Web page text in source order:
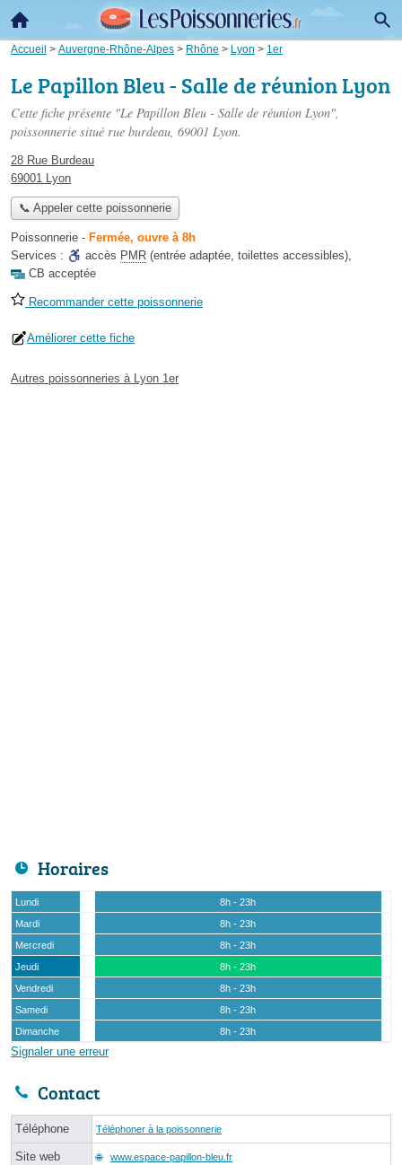
Accueil > Auvergne-Rhône-Alpes > Rhône > Lyon > 1er
Le Papillon Bleu - Salle de réunion Lyon
Cette fiche présente "Le Papillon Bleu - Salle de réunion Lyon",
poissonnerie situé rue burdeau, 69001 Lyon.
28 Rue Burdeau
69001 Lyon
📞 Appeler cette poissonnerie
Poissonnerie - Fermée, ouvre à 8h
Services :
accès PMR (entrée adaptée, toilettes accessibles),
CB acceptée
Recommander cette poissonnerie
Améliorer cette fiche
Autres poissonneries à Lyon 1er
Horaires
Lundi
8h - 23h
Mardi
8h - 23h
Mercredi
8h - 23h
Jeudi
8h - 23h
Vendredi
8h - 23h
Samedi
8h - 23h
Dimanche
8h - 23h
Signaler une erreur
Contact
Téléphone Téléphoner à la poissonnerie
Site web www.espace-papillon-bleu.fr